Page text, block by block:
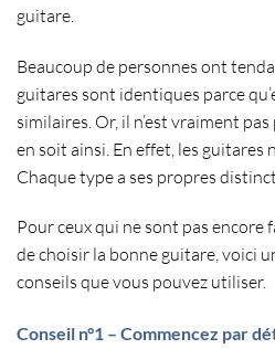
guitare
Beaucoup de personnes ont
guitares sont identiques parce
similaires . Or, il n’est vraiment
en soit ainsi. En effet, les guitares
Chaque type a ses propres
Pour ceux qui ne sont pas encore
dechoisir la bonne guitare, voici
conseils que vous pouvez utiliser.
Conseil n°1 – Commencez par